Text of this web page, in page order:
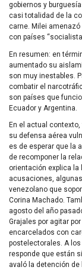
gobiernos y
casi totalidad de la
carne. Milei
con países
En resumen: en
aumentado su
son muy inestables.
combatir el
son países que
Ecuador y Argentina.
En el actual
su defensa aérea
es de esperar que la
de recomponer la
orientación explica
acusaciones,
venezolano que
Corina Machado.
agosto del año
Grajales por agitar
encarcelados con
postelectorales. A
responde que están
avaló la detención